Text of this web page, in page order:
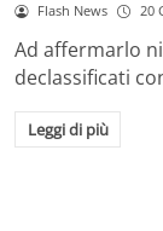
Flash News 20
Ad affermarlo
declassificati
Leggi di più